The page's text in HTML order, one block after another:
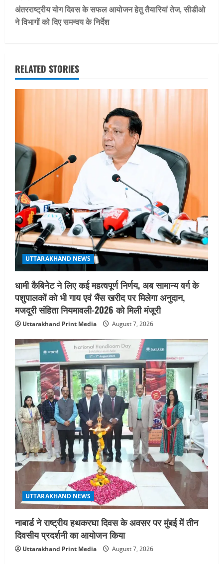
t
n
v
i
a
t
i
o
n
अंतरराष्ट्रीय योग दिवस के सफल आयोजन हेतु तैयारियां तेज, सीडीओ
ने विभागों को दिए समन्वय के निर्देश
RELATED STORIES
UTTARAKHAND NEWS
धामी कैबिनेट ने लिए कई महत्वपूर्ण निर्णय, अब सामान्य वर्ग के
पशुपालकों को भी गाय एवं भैंस खरीद पर मिलेगा अनुदान,
मजदूरी संहिता नियमावली-2026 को मिली मंजूरी
Uttarakhand Print Media August 7, 2026
UTTARAKHAND NEWS
नाबार्ड ने राष्ट्रीय हथकरघा दिवस के अवसर पर मुंबई में तीन
दिवसीय प्रदर्शनी का आयोजन किया
Uttarakhand Print Media August 7, 2026